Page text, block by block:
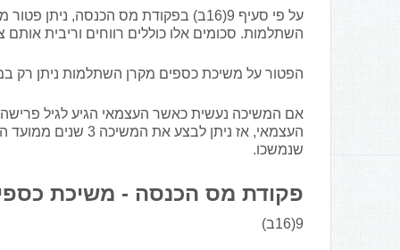
על פי סעיף 9(16ב) בפקודת מס הכנסה,
השתלמות. סכומים אלו כוללים רווחים וריבית אותם
הפטור על משיכת כספים מקרן השתלמות ניתן רק במידה וחלפו 6 שנים ממועד
אם המשיכה נעשית כאשר העצמאי הגיע לגיל
העצמאי, אז ניתן
שנמשכו.
פקודת מס הכנסה - משיכת
9(16ב)